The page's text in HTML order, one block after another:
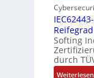
e
Softing
durch
Weiterlesen: